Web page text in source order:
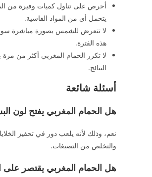
يتحمل أي من المواد القاسية.
هذه الفترة.
لا تكرر الحمام المغربي أكثر من مرة
النتائج.
أسئلة شائعة
هل الحمام المغربي يفتح لون
نعم، وذلك لأنه يلعب دور في تحفيز
والتخلص من التصبغات.
هل الحمام المغربي يقتصر على
استرخاء يُعيد